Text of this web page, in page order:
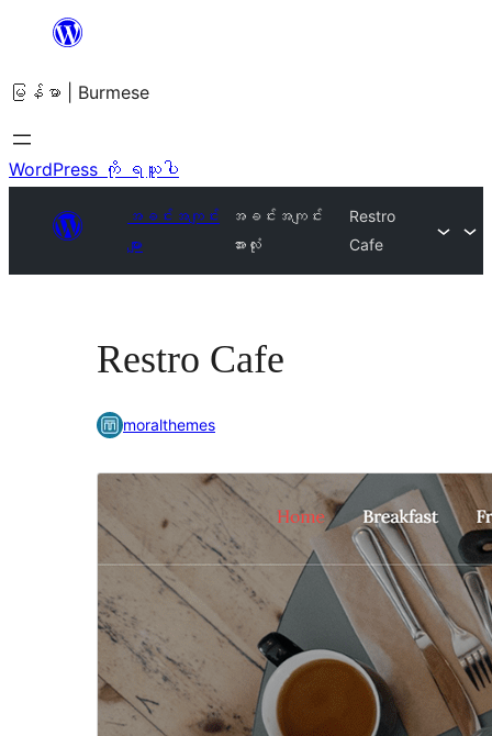
အကြောင်းအရာ
ကျော်သွား
ရန်
မြန်မာ | Burmese
WordPress ကို ရယူပါ
အခင်းအကျင်း
များ
အခင်းအကျင်း
အားလုံး
Restro
Cafe
Restro Cafe
moralthemes